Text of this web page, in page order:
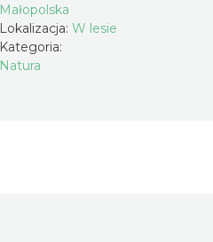
Małopolska
Lokalizacja: W lesie
Kategoria:
Natura